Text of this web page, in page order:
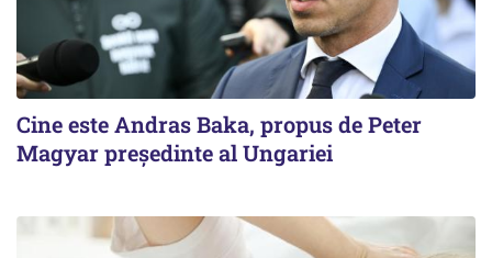
Cine este Andras Baka, propus de Peter
Magyar președinte al Ungariei